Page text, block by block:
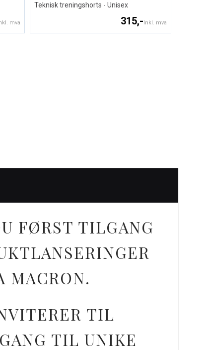
mva
Teknisk treningshorts - Unisex
315,-Inkl. mva
FØRST TILGANG
MACRON.
TIL
TIL UNIKE